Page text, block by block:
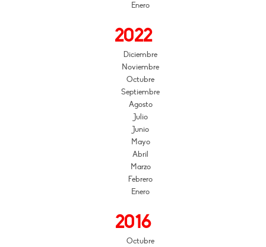
Enero
2022
Diciembre
Noviembre
Octubre
Septiembre
Agosto
Julio
Junio
Mayo
Abril
Marzo
Febrero
Enero
2016
Octubre